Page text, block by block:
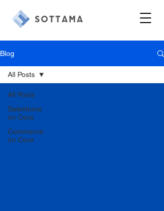
Blog
All Posts
Salesforce
on Core
Commerce
on Core
All Posts